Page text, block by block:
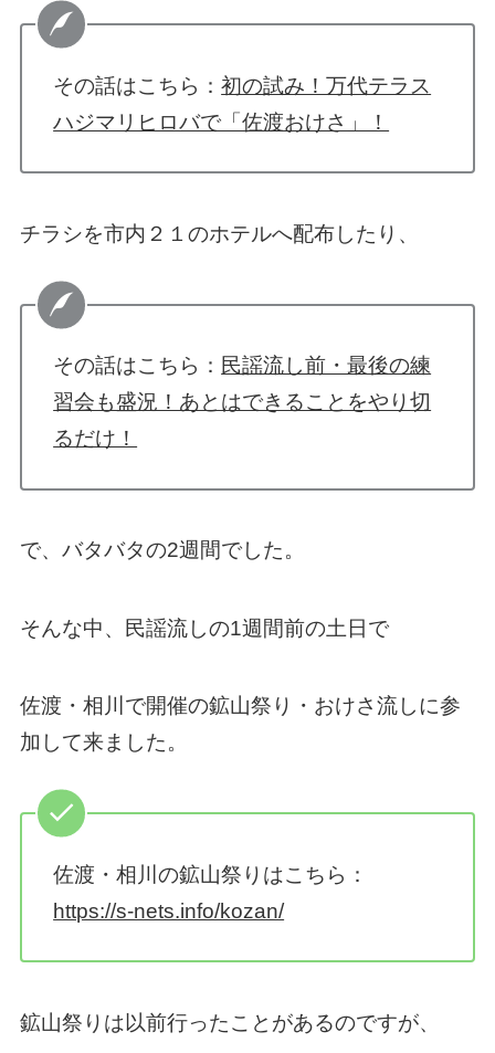
その話はこちら：初の試み！万代テラス
ハジマリヒロバで「佐渡おけさ」！
チラシを市内２１のホテルへ配布したり、
その話はこちら： 民謡流し前・最後の練
習会も盛況！あとはできることをやり切
るだけ！
で、バタバタの2週間でした。
そんな中、民謡流しの1週間前の土日で
佐渡・相川で開催の鉱山祭り・おけさ流しに参
加して来ました。
佐渡・相川の鉱山祭りはこちら：
https://s-nets.info/kozan/
鉱山祭りは以前行ったことがあるのですが、